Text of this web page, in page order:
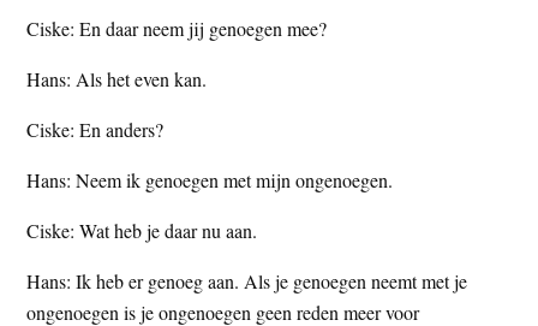
Ciske: En daar neem jij genoegen mee?
Hans: Als het even kan.
Ciske: En anders?
Hans: Neem ik genoegen met mijn ongenoegen.
Ciske: Wat heb je daar nu aan.
Hans: Ik heb er genoeg aan. Als je genoegen neemt met je
ongenoegen is je ongenoegen geen reden meer voor